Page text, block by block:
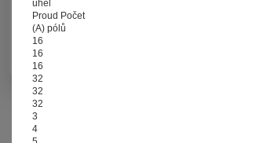
úhel
Proud Počet
(A) pólů
16
16
16
32
32
32
3
4